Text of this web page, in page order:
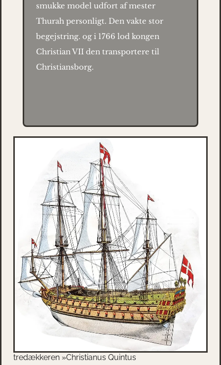
smukke model udfort af mester
Thurah personligt. Den vakte stor
begejstring. og i 1766 lod kongen
Christian VII den transportere til
Christiansborg.
tredækkeren »Christianus Quintus